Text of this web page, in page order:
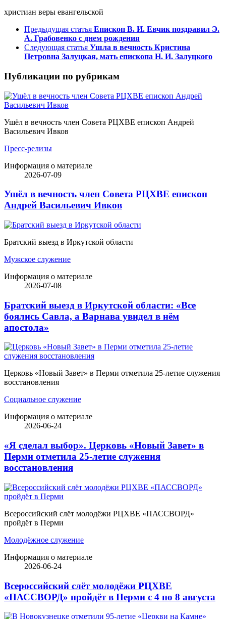
христиан веры евангельской
Предыдущая статья Епископ В. И. Евчик поздравил Э.
А. Грабовенко с днем рождения
Следующая статья Ушла в вечность Кристина
Петровна Залуцкая, мать епископа Н. И. Залуцкого
Публикации по рубрикам
Ушёл в вечность член Совета РЦХВЕ епископ Андрей
Васильевич Ивков
Пресс-релизы
Информация о материале
2026-07-09
Ушёл в вечность член Совета РЦХВЕ епископ
Андрей Васильевич Ивков
Братский выезд в Иркутской области
Мужское служение
Информация о материале
2026-07-08
Братский выезд в Иркутской области: «Все
боялись Савла, а Варнава увидел в нём
апостола»
Церковь «Новый Завет» в Перми отметила 25-летие служения
восстановления
Социальное служение
Информация о материале
2026-06-24
«Я сделал выбор». Церковь «Новый Завет» в
Перми отметила 25-летие служения
восстановления
Всероссийский слёт молодёжи РЦХВЕ «ПАССВОРД»
пройдёт в Перми
Молодёжное служение
Информация о материале
2026-06-24
Всероссийский слёт молодёжи РЦХВЕ
«ПАССВОРД» пройдёт в Перми с 4 по 8 августа